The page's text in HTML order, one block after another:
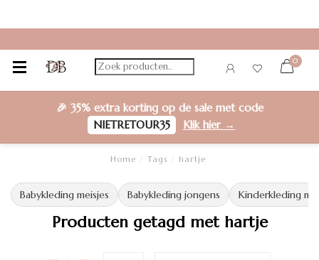
0
🎉 35% extra kortingop de sale met code
NIETRETOUR35
Klik hier →
Home Tags hartje
Babykleding meisjes Babykleding jongens Kinderkleding
Producten getagd met hartje